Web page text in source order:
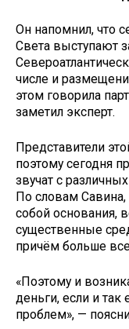
Он напомнил, что
Света выступают
числе и
этом говорила
заметил эксперт.
Представители
поэтому сегодня
звучат с
По словам
собой основания,
существенные
причём больше
«Поэтому и
деньги, если и так
проблем», —